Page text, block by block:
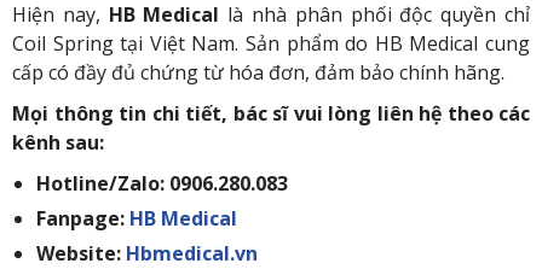
Hiện nay, HB Medical là nhà phân phối độc quyền chỉ
Coil Spring tại Việt Nam. Sản phẩm do HB Medical cung
cấp có đầy đủ chứng từ hóa đơn, đảm bảo chính hãng.
Mọi thông tin chi tiết, bác sĩ vui lòng liên hệ theo các
kênh sau:
Hotline/Zalo: 0906.280.083
Fanpage: HB Medical
Website: Hbmedical.vn